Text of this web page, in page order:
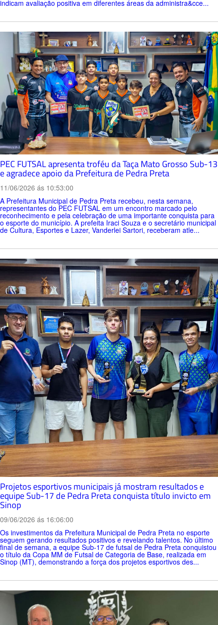
indicam avaliação positiva em diferentes áreas da administra&cce...
PEC FUTSAL apresenta troféu da Taça Mato Grosso Sub-13
e agradece apoio da Prefeitura de Pedra Preta
11/06/2026 ás 10:53:00
A Prefeitura Municipal de Pedra Preta recebeu, nesta semana,
representantes do PEC FUTSAL em um encontro marcado pelo
reconhecimento e pela celebração de uma importante conquista para
o esporte do município. A prefeita Iraci Souza e o secretário municipal
de Cultura, Esportes e Lazer, Vanderlei Sartori, receberam atle...
Projetos esportivos municipais já mostram resultados e
equipe Sub-17 de Pedra Preta conquista título invicto em
Sinop
09/06/2026 ás 16:06:00
Os investimentos da Prefeitura Municipal de Pedra Preta no esporte
seguem gerando resultados positivos e revelando talentos. No último
final de semana, a equipe Sub-17 de futsal de Pedra Preta conquistou
o título da Copa MM de Futsal de Categoria de Base, realizada em
Sinop (MT), demonstrando a força dos projetos esportivos des...